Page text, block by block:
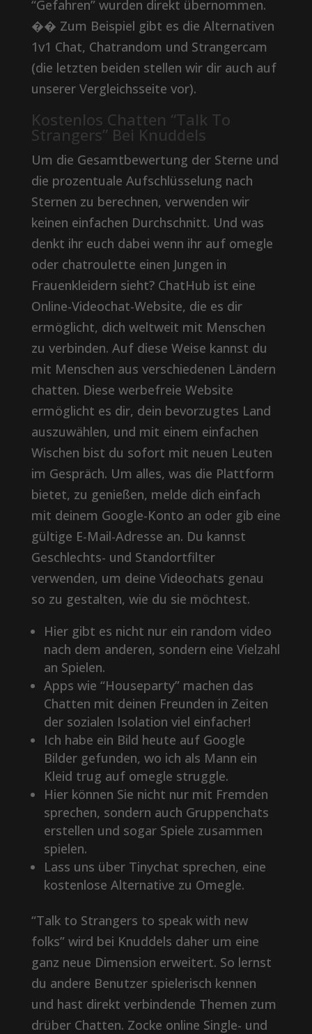
“Gefahren” wurden direkt übernommen.
�� Zum Beispiel gibt es die Alternativen
1v1 Chat, Chatrandom und Strangercam
(die letzten beiden stellen wir dir auch auf
unserer Vergleichsseite vor).
Kostenlos Chatten “Talk To
Strangers” Bei Knuddels
Um die Gesamtbewertung der Sterne und
die prozentuale Aufschlüsselung nach
Sternen zu berechnen, verwenden wir
keinen einfachen Durchschnitt. Und was
denkt ihr euch dabei wenn ihr auf omegle
oder chatroulette einen Jungen in
Frauenkleidern sieht? ChatHub ist eine
Online-Videochat-Website, die es dir
ermöglicht, dich weltweit mit Menschen
zu verbinden. Auf diese Weise kannst du
mit Menschen aus verschiedenen Ländern
chatten. Diese werbefreie Website
ermöglicht es dir, dein bevorzugtes Land
auszuwählen, und mit einem einfachen
Wischen bist du sofort mit neuen Leuten
im Gespräch. Um alles, was die Plattform
bietet, zu genießen, melde dich einfach
mit deinem Google-Konto an oder gib eine
gültige E-Mail-Adresse an. Du kannst
Geschlechts- und Standortfilter
verwenden, um deine Videochats genau
so zu gestalten, wie du sie möchtest.
Hier gibt es nicht nur ein random video
nach dem anderen, sondern eine Vielzahl
an Spielen.
Apps wie “Houseparty” machen das
Chatten mit deinen Freunden in Zeiten
der sozialen Isolation viel einfacher!
Ich habe ein Bild heute auf Google
Bilder gefunden, wo ich als Mann ein
Kleid trug auf omegle struggle.
Hier können Sie nicht nur mit Fremden
sprechen, sondern auch Gruppenchats
erstellen und sogar Spiele zusammen
spielen.
Lass uns über Tinychat sprechen, eine
kostenlose Alternative zu Omegle.
“Talk to Strangers to speak with new
folks” wird bei Knuddels daher um eine
ganz neue Dimension erweitert. So lernst
du andere Benutzer spielerisch kennen
und hast direkt verbindende Themen zum
drüber Chatten. Zocke online Single- und